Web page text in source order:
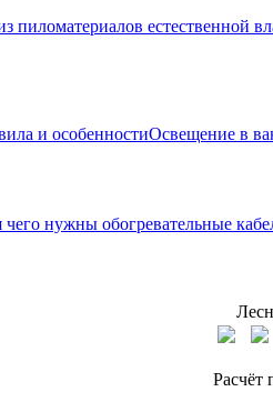
Освещение в
чего нужны обогревательные
Расчёт